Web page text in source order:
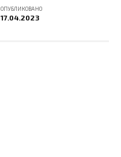
ОПУБЛИКОВАНО
17.04.2023